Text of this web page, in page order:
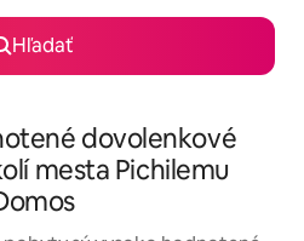
Hľadať
dovolenkové
mesta Pichilemu